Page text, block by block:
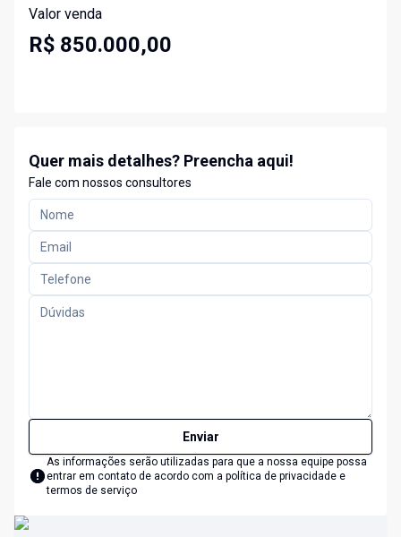
Valor venda
R$ 850.000,00
Quer mais detalhes? Preencha aqui!
Fale com nossos consultores
Enviar
As informações serão utilizadas para que a nossa equipe possa
entrar em contato de acordo com a política de privacidade e
termos de serviço